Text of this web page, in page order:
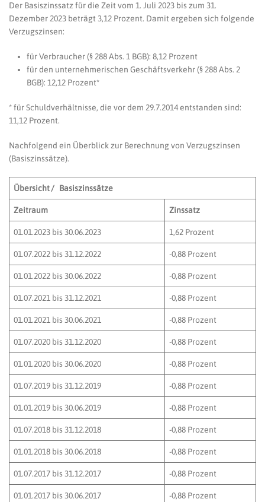
Der Basiszinssatz für die Zeit vom 1. Juli 2023 bis zum 31.
Dezember 2023 beträgt 3,12 Prozent. Damit ergeben sich folgende
Verzugszinsen:
für Verbraucher (§ 288 Abs. 1 BGB): 8,12 Prozent
für den unternehmerischen Geschäftsverkehr (§ 288 Abs. 2
BGB): 12,12 Prozent*
* für Schuldverhältnisse, die vor dem 29.7.2014 entstanden sind:
11,12 Prozent.
Nachfolgend ein Überblick zur Berechnung von Verzugszinsen
(Basiszinssätze).
Übersicht / Basiszinssätze
Zeitraum Zinssatz
01.01.2023 bis 30.06.2023 1,62 Prozent
01.07.2022 bis 31.12.2022 -0,88 Prozent
01.01.2022 bis 30.06.2022 -0,88 Prozent
01.07.2021 bis 31.12.2021 -0,88 Prozent
01.01.2021 bis 30.06.2021 -0,88 Prozent
01.07.2020 bis 31.12.2020 -0,88 Prozent
01.01.2020 bis 30.06.2020 -0,88 Prozent
01.07.2019 bis 31.12.2019 -0,88 Prozent
01.01.2019 bis 30.06.2019 -0,88 Prozent
01.07.2018 bis 31.12.2018 -0,88 Prozent
01.01.2018 bis 30.06.2018 -0,88 Prozent
01.07.2017 bis 31.12.2017 -0,88 Prozent
01.01.2017 bis 30.06.2017 -0,88 Prozent